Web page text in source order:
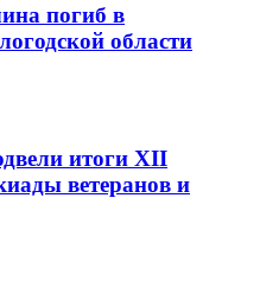
погиб в
области
итоги XII
ветеранов и